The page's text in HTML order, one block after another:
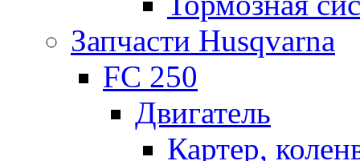
Запчасти Husqvarna
FC 250
Двигатель
Картер,